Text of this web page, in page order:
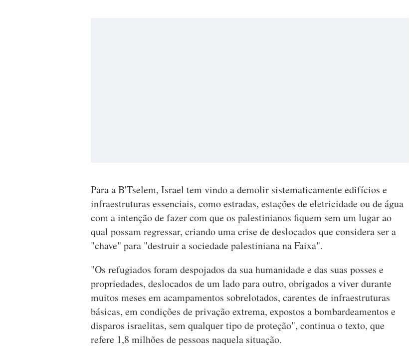
Para a B'Tselem, Israel tem vindo a demolir sistematicamente edifícios e
infraestruturas essenciais, como estradas, estações de eletricidade ou de água
com a intenção de fazer com que os palestinianos fiquem sem um lugar ao
qual possam regressar, criando uma crise de deslocados que considera ser a
"chave" para "destruir a sociedade palestiniana na Faixa".
"Os refugiados foram despojados da sua humanidade e das suas posses e
propriedades, deslocados de um lado para outro, obrigados a viver durante
muitos meses em acampamentos sobrelotados, carentes de infraestruturas
básicas, em condições de privação extrema, expostos a bombardeamentos e
disparos israelitas, sem qualquer tipo de proteção", continua o texto, que
refere 1,8 milhões de pessoas naquela situação.